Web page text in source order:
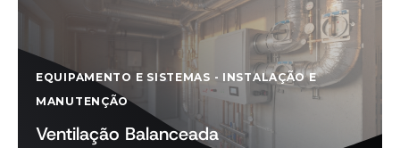
EQUIPAMENTO E SISTEMAS - INSTALAÇÃO E
MANUTENÇÃO
Ventilação Balanceada